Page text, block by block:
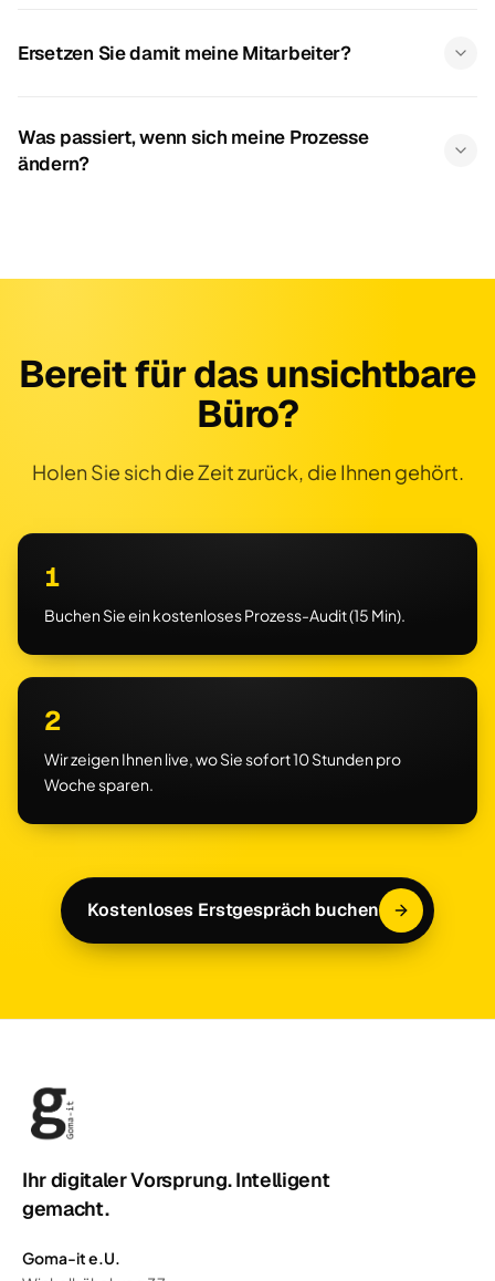
Ersetzen Sie damit meine Mitarbeiter?
Was passiert, wenn sich meine Prozesse
ändern?
Bereit für das unsichtbare
Büro?
Holen Sie sich die Zeit zurück, die Ihnen gehört.
1
Buchen Sie ein kostenloses Prozess-Audit (15 Min).
2
Wir zeigen Ihnen live, wo Sie sofort 10 Stunden pro
Woche sparen.
Kostenloses Erstgespräch buchen
Ihr digitaler Vorsprung. Intelligent
gemacht.
Goma-it e.U.